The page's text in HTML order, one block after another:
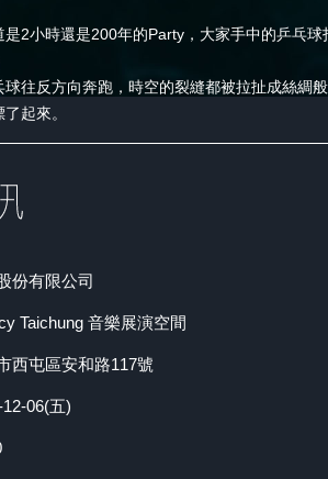
2小時還是200年的Party，大家手中的乒乓
往反方向奔跑，時空的裂縫都被拉扯成絲綢
起來。
份有限公司
Taichung 音樂展演空間
西屯區安和路117號
12-06(五)